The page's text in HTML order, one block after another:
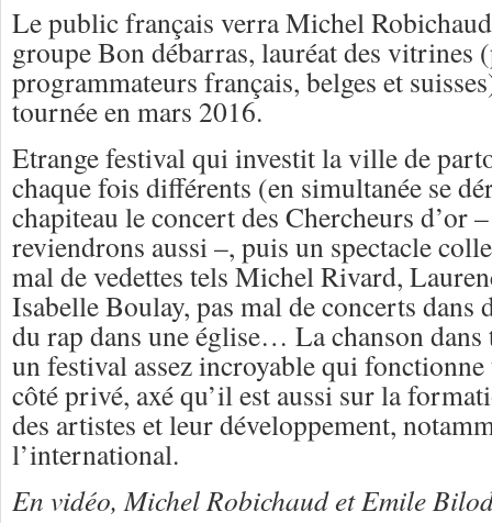
Le public français verra Michel
groupe Bon débarras, lauréat des vitrines
programmateurs français, belges et
tournée en mars 2016.
Etrange festival qui investit la ville de
chaque fois différents (en simultanée se
chapiteau le concert des Chercheurs d’or
reviendrons aussi –, puis un spectacle
mal de vedettes tels Michel Rivard,
Isabelle Boulay, pas mal de concerts dans
du rap dans une église… La chanson dans
un festival assez incroyable qui
côté privé, axé qu’il est aussi sur la
des artistes et leur développement,
l’international.
En vidéo, Michel Robichaud et Emile